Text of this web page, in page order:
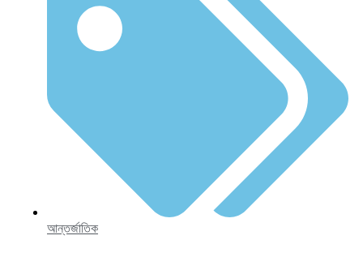
বিশ্বের প্রথম ব্যাংক সিটি ব্যাংক<gwmw
style="display:none;"></gwmw>
মূলধন দ্বিগুণ করে ৩,০০০ কোটি টাকা করলো ব্যাংক এশিয়া
সোনালী ব্যাংকের ৫ করপোরেট শাখায় ঋণ বিতরণের সর্বোচ্চ সীমা
তুললো বাংলাদেশ ব্যাংক
আন্তর্জাতিক